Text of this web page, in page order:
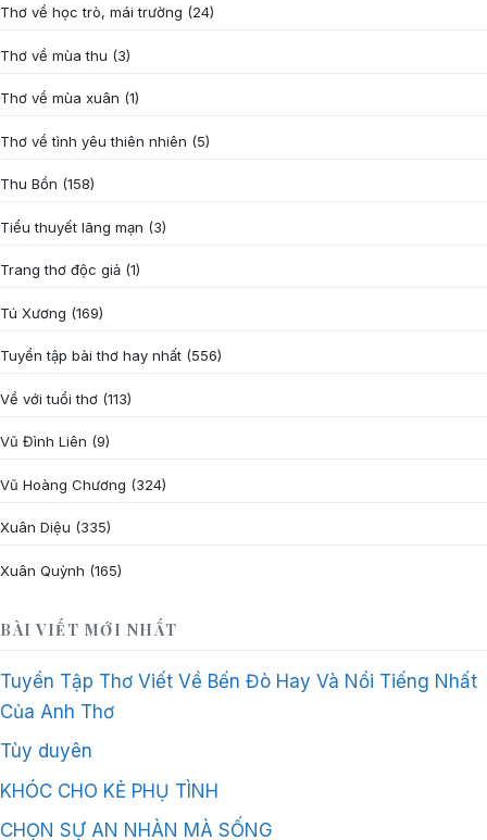
Thơ về học trò, mái trường (24)
Thơ về mùa thu (3)
Thơ về mùa xuân (1)
Thơ về tình yêu thiên nhiên (5)
Thu Bồn (158)
Tiểu thuyết lãng mạn (3)
Trang thơ độc giả (1)
Tú Xương (169)
Tuyển tập bài thơ hay nhất (556)
Về với tuổi thơ (113)
Vũ Đình Liên (9)
Vũ Hoàng Chương (324)
Xuân Diệu (335)
Xuân Quỳnh (165)
BÀI VIẾT MỚI NHẤT
Tuyển Tập Thơ Viết Về Bến Đò Hay Và Nổi Tiếng Nhất
Của Anh Thơ
Tùy duyên
KHÓC CHO KẺ PHỤ TÌNH
CHỌN SỰ AN NHÀN MÀ SỐNG